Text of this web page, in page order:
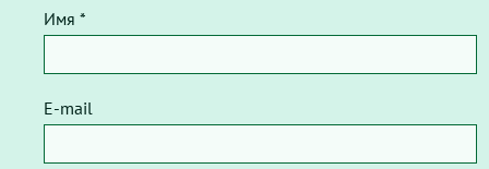
Имя *
E-mail